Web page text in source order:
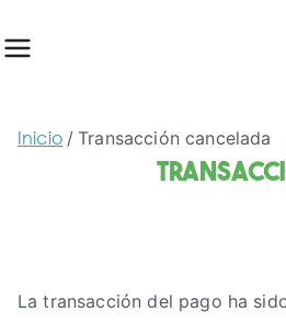
al
Inicio Transacción cancelada
La transacción del pago ha